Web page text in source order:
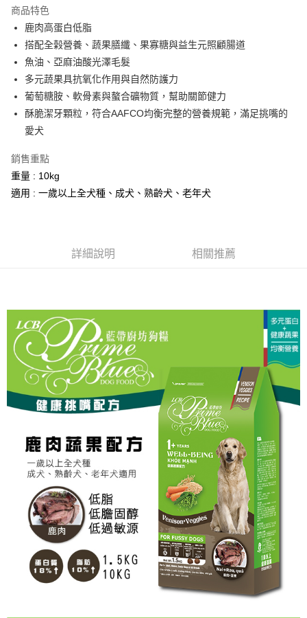
街口支付
悠遊付
ATM付款
運送方式
宅配
商品特色
鹿肉高蛋白低脂
搭配全榖營養、蔬果膳纖、果寡糖與益生元照顧腸道
魚油、亞麻油酸光澤毛髮
多元蔬果具抗氧化作用與自然防護力
葡萄糖胺、軟骨素與螯合礦物質，幫助關節健力
酥脆潔牙顆粒，符合AAFCO均衡完整的營養規範，滿足挑嘴的
愛犬
銷售重點
重量 : 10kg
適用 : 一歲以上全犬種、成犬、熟齡犬、老年犬
詳細說明 相關推薦